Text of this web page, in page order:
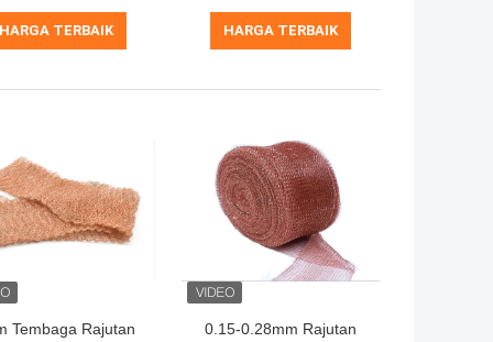
HARGA TERBAIK
25mm Lebar Untuk
Filtrasi
HARGA TERBAIK
Tembaga Rajutan
0.15-0.28mm Rajutan